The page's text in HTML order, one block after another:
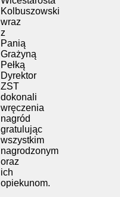
Kolbuszowski
wraz
z
Panią
Grażyną
Pełką
Dyrektor
ZST
dokonali
wręczenia
nagród
gratulując
wszystkim
nagrodzonym
oraz
ich
opiekunom.